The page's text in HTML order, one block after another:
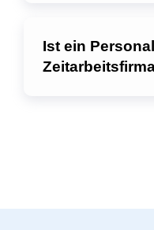
Ist ein